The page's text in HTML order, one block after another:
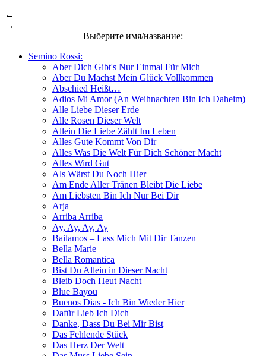
←
→
Выберите имя/название:
Semino Rossi:
Aber Dich Gibt's Nur Einmal Für Mich
Aber Du Machst Mein Glück Vollkommen
Abschied Heißt…
Adios Mi Amor (An Weihnachten Bin Ich Daheim)
Alle Liebe Dieser Erde
Alle Rosen Dieser Welt
Allein Die Liebe Zählt Im Leben
Alles Gute Kommt Von Dir
Alles Was Die Welt Für Dich Schöner Macht
Alles Wird Gut
Als Wärst Du Noch Hier
Am Ende Aller Tränen Bleibt Die Liebe
Am Liebsten Bin Ich Nur Bei Dir
Arja
Arriba Arriba
Ay, Ay, Ay, Ay
Bailamos – Lass Mich Mit Dir Tanzen
Bella Marie
Bella Romantica
Bist Du Allein in Dieser Nacht
Bleib Doch Heut Nacht
Blue Bayou
Buenos Dias - Ich Bin Wieder Hier
Dafür Lieb Ich Dich
Danke, Dass Du Bei Mir Bist
Das Fehlende Stück
Das Herz Der Welt